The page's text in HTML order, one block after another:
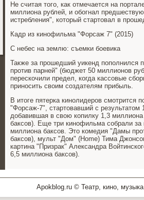
Не считая того, как отмечается на
миллиона рублей, и обогнал
истребления", который стартовал в
Кадр из кинофильма "Форсаж 7" (2015)
С небес на землю: съемки боевика
Также за прошедший уикенд пополнился
против парней" (бюджет 50 миллионов
перескочили предел, когда кассовые
приносить своим создателям прибыль.
В итоге пятерка кинолидеров
"Форсаж-7", стартовавший с результатом
добавившая в свою копилку 1,3
баксов). Еще три кинофильма собрали
миллиона баксов. Это комедия "Дамы
баксов), мульт "Дом" (Home) Тима
картина "Призрак" Александра
6,5 миллиона баксов).
Apokblog.ru © Театр, кино,